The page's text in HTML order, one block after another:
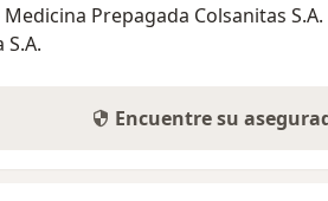
Prepagada Colsanitas S.A.
Encuentre su